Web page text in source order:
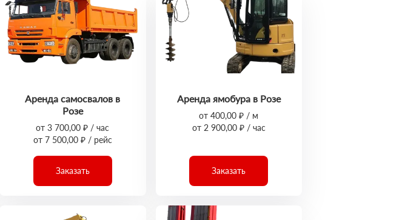
Аренда самосвалов в
Розе
от 3 700,00 ₽ / час
от 7 500,00 ₽ / рейс
Заказать
Аренда ямобура в Розе
от 400,00 ₽ / м
от 2 900,00 ₽ / час
Заказать